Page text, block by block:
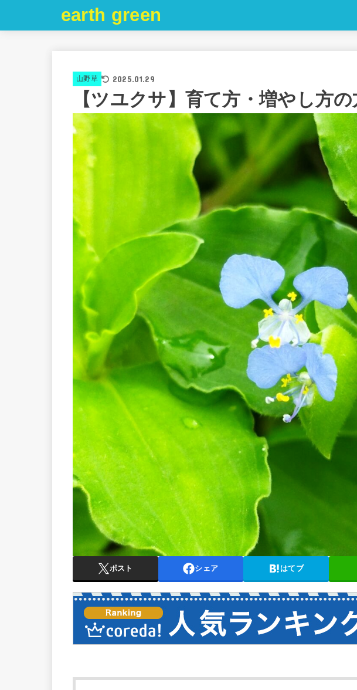
earth green
山野草 2025.01.29
【ツユクサ】育て方・増やし方
ポスト シェア はてブ